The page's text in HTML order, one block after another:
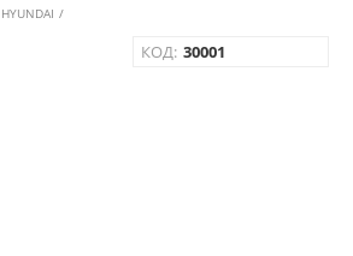
/
КОД: 30001